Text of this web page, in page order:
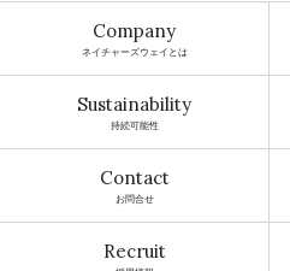
Company
ネイチャーズウェイとは
Sustainability
持続可能性
Contact
お問合せ
Recruit